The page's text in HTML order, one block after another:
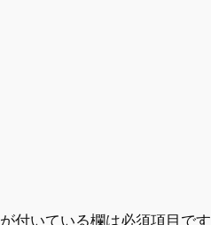
が付いている欄は必須項目です